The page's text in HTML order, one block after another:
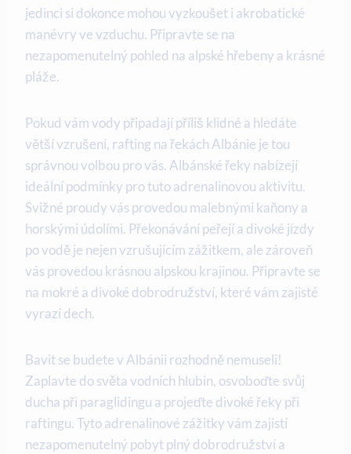
jedinci ‌si dokonce mohou ⁤vyzkoušet i akrobatické
manévry ⁤ve vzduchu. ⁢Připravte ​se na
nezapomenutelný pohled na alpské hřebeny a krásné
pláže.
Pokud vám vody připadají příliš ⁣klidné a hledáte
větší vzrušení, rafting‍ na řekách Albánie je tou
správnou volbou pro vás. Albánské řeky nabízejí
⁤ideální podmínky pro tuto adrenalinovou aktivitu.
Svižné proudy vás provedou​ malebnými kaňony a
horskými údolími. Překonávání peřejí a divoké jízdy
po ‍vodě je nejen⁤ vzrušujícím zážitkem, ale zároveň
vás provedou ‍krásnou⁢ alpskou krajinou. Připravte se
na mokré a divoké dobrodružství, ⁢které vám zajisté
vyrazí dech.
Bavit se budete v Albánii rozhodně nemuseli!
Zaplavte do světa vodních hlubin, osvoboďte svůj
ducha při paraglidingu a projeďte divoké‌ řeky při
raftingu. Tyto adrenalinové zážitky vám ‌zajistí
nezapomenutelný pobyt ‌plný dobrodružství a